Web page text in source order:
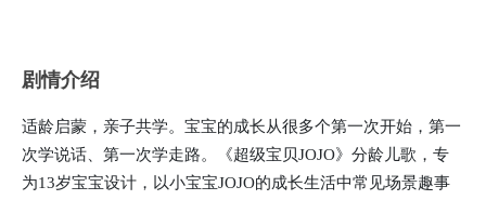
剧情介绍
适龄启蒙，亲子共学。宝宝的成长从很多个第一次开始，第一
次学说话、第一次学走路。《超级宝贝JOJO》分龄儿歌，专
为13岁宝宝设计，以小宝宝JOJO的成长生活中常见场景趣事